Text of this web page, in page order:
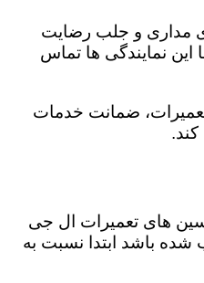
مداری و جلب رضایت
نمایندگی ها تماس
ضمانت خدمات
های تعمیرات ال جی
شده باشد ابتدا نسبت به